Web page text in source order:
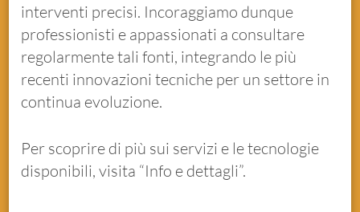
interventi precisi. Incoraggiamo dunque
professionisti e appassionati a consultare
regolarmente tali fonti, integrando le più
recenti innovazioni tecniche per un settore in
continua evoluzione.
Per scoprire di più sui servizi e le tecnologie
disponibili, visita “Info e dettagli”.